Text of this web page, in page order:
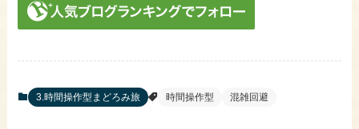
3.時間操作型まどろみ旅 時間操作型 混雑回避